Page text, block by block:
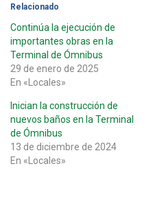
Relacionado
Continúa la ejecución de
importantes obras en la
Terminal de Ómnibus
29 de enero de 2025
En «Locales»
Inician la construcción de
nuevos baños en la Terminal
de Ómnibus
13 de diciembre de 2024
En «Locales»